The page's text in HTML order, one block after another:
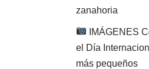
zanahoria
IMÁGENES
el Día
más pequeños